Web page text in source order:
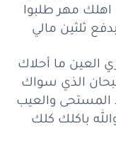
بتشبهالغزلان
بهالفستان
ماحلو وجذاب
الشيطان
اهلك مهر طلبوا
بدفع ثلثين مالي
العين ما أحلاك
الذي سواك
المستحى والعيب
باكلك كلك